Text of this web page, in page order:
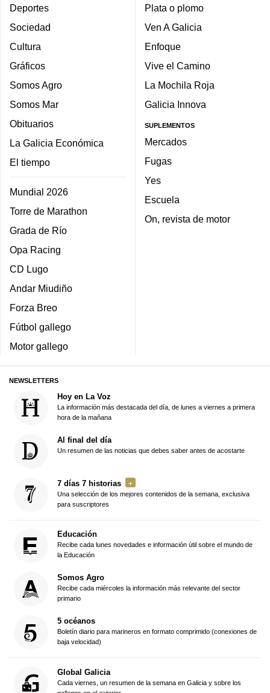
Deportes
Sociedad
Cultura
Gráficos
Somos Agro
Somos Mar
Obituarios
La Galicia Económica
El tiempo
Mundial 2026
Torre de Marathon
Grada de Río
Opa Racing
CD Lugo
Andar Miudiño
Forza Breo
Fútbol gallego
Motor gallego
Plata o plomo
Ven A Galicia
Enfoque
Vive el Camino
La Mochila Roja
Galicia Innova
SUPLEMENTOS
Mercados
Fugas
Yes
Escuela
On, revista de motor
NEWSLETTERS
Hoy en La Voz
La información más destacada del día, de lunes a viernes a primera
hora de la mañana
Al final del día
Un resumen de las noticias que debes saber antes de acostarte
7 días 7 historias
Una selección de los mejores contenidos de la semana, exclusiva
para suscriptores
Educación
Recibe cada lunes novedades e información útil sobre el mundo de
la Educación
Somos Agro
Recibe cada miércoles la información más relevante del sector
primario
5 océanos
Boletín diario para marineros en formato comprimido (conexiones de
baja velocidad)
Global Galicia
Cada viernes, un resumen de la semana en Galicia y sobre los